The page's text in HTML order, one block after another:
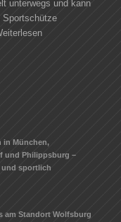
unterwegs und kann
Sportschütze
in München,
und Philippsburg –
und sportlich
am Standort Wolfsburg